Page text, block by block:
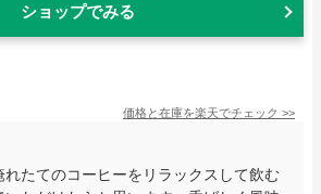
ショップでみる
価格と在庫を楽天でチェック >>
れたてのコーヒーをリラックスして飲む